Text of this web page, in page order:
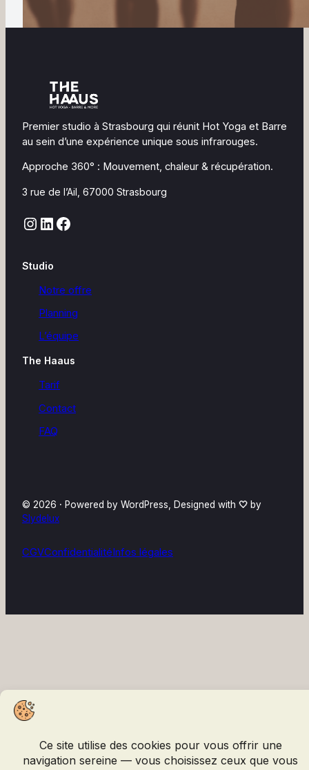
Premier studio à Strasbourg qui réunit Hot Yoga et Barre
au sein d’une expérience unique sous infrarouges.
Approche 360° : Mouvement, chaleur & récupération.
3 rue de l’Ail, 67000 Strasbourg
Instagram LinkedIn Facebook
Studio
Notre offre
Planning
L’équipe
The Haaus
Tarif
Contact
FAQ
© 2026 · Powered by WordPress, Designed with 🤍 by
Slydelux
CGVConfidentialité Infos légales